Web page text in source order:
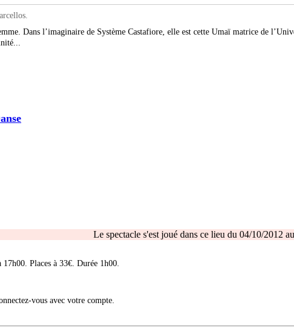
Dans l’imaginaire de Système Castafiore, elle est cette Umaï matrice de
Le spectacle s'est joué dans ce lieu du 04/10/2012
Places à 33€. Durée 1h00.
vous avec votre compte.